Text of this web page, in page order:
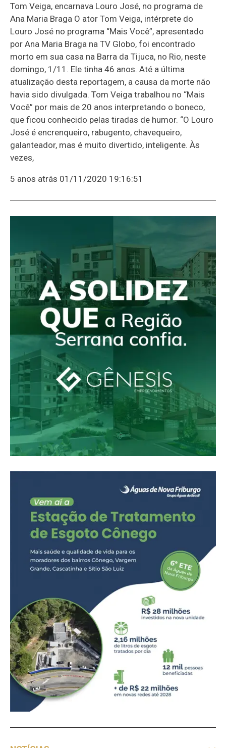
Tom Veiga, encarnava Louro José, no programa de
Ana Maria Braga O ator Tom Veiga, intérprete do
Louro José no programa “Mais Você”, apresentado
por Ana Maria Braga na TV Globo, foi encontrado
morto em sua casa na Barra da Tijuca, no Rio, neste
domingo, 1/11. Ele tinha 46 anos. Até a última
atualização desta reportagem, a causa da morte não
havia sido divulgada. Tom Veiga trabalhou no “Mais
Você” por mais de 20 anos interpretando o boneco,
que ficou conhecido pelas tiradas de humor. “O Louro
José é encrenqueiro, rabugento, chavequeiro,
galanteador, mas é muito divertido, inteligente. Às
vezes,
5 anos atrás 01/11/2020 19:16:51